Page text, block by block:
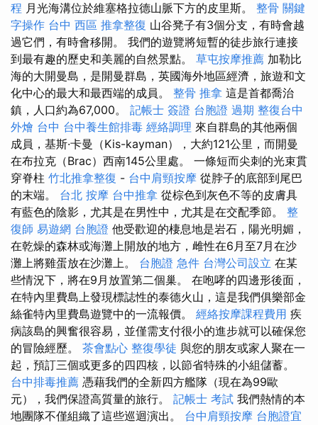
程 月光海溝位於維塞格拉德山脈下方的皮里斯。 整骨 關鍵
字操作 台中 西區 推拿整復 山谷凳子有3個分支，有時會越
過它們，有時會移開。 我們的遊覽將短暫的徒步旅行連接
到最有趣的歷史和美麗的自然景點。 草屯按摩推薦 加勒比
海的大開曼島，是開曼群島，英國海外地區經濟，旅遊和文
化中心的最大和最西端的成員。 整骨 推拿 這是首都喬治
鎮，人口約為67,000。 記帳士 簽證 台胞證 過期 整復台中
外燴 台中 台中養生館排毒 經絡調理 來自群島的其他兩個
成員，基斯·卡曼（Kis-kayman），大約121公里，而開曼
在布拉克（Brac）西南145公里處。 一條短而尖刺的光束貫
穿脊柱 竹北推拿整復 - 台中肩頸按摩 從脖子的底部到尾巴
的末端。 台北 按摩 台中推拿 從棕色到灰色不等的皮膚具
有藍色的陰影，尤其是在男性中，尤其是在交配季節。 整
復師 易遊網 台胞證 他受歡迎的棲息地是岩石，陽光明媚，
在乾燥的森林或海灘上開放的地方，雌性在6月至7月在沙
灘上將雞蛋放在沙灘上。 台胞證 急件 台灣公司設立 在某
些情況下，將在9月放置第二個巢。 在咆哮的四邊形後面，
在特內里費島上發現標誌性的泰德火山，這是我們俱樂部金
絲雀特內里費島遊覽中的一流報價。 經絡按摩課程費用 疾
病該島的興奮很容易，並僅需支付很小的進步就可以確保您
的冒險經歷。 茶會點心 整復學徒 與您的朋友或家人聚在一
起，預訂三個或更多的四四核，以節省特殊的小組儲蓄。
台中排毒推薦 憑藉我們的全新四方艦隊（現在為99歐
元），我們保證高質量的旅行。 記帳士 考試 我們熱情的本
地團隊不僅組織了這些巡迴演出。 台中肩頸按摩 台胞證宜